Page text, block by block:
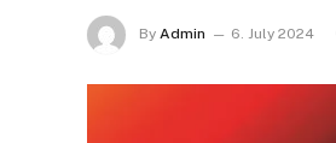
By Admin 6. July 2024